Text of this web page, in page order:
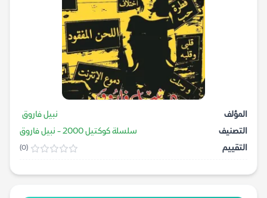
المؤلف
نبيل فاروق
التصنيف
سلسلة كوكتيل 2000 - نبيل فاروق
التقييم
(0)